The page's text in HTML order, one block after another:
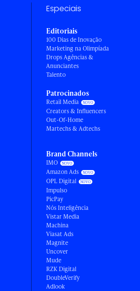
Especiais
Editoriais
100 Dias de Inovação
Marketing na Olimpíada
Drops Agências &
Anunciantes
Talento
Patrocinados
Retail Media
Creators & Influencers
Out-Of-Home
Martechs & Adtechs
Brand Channels
IMO
Amazon Ads
OPL Digital
Impulso
PicPay
Nós Inteligência
Vistar Media
Machina
Viasat Ads
Magnite
Uncover
Mude
RZK Digital
DoubleVerify
Adlook